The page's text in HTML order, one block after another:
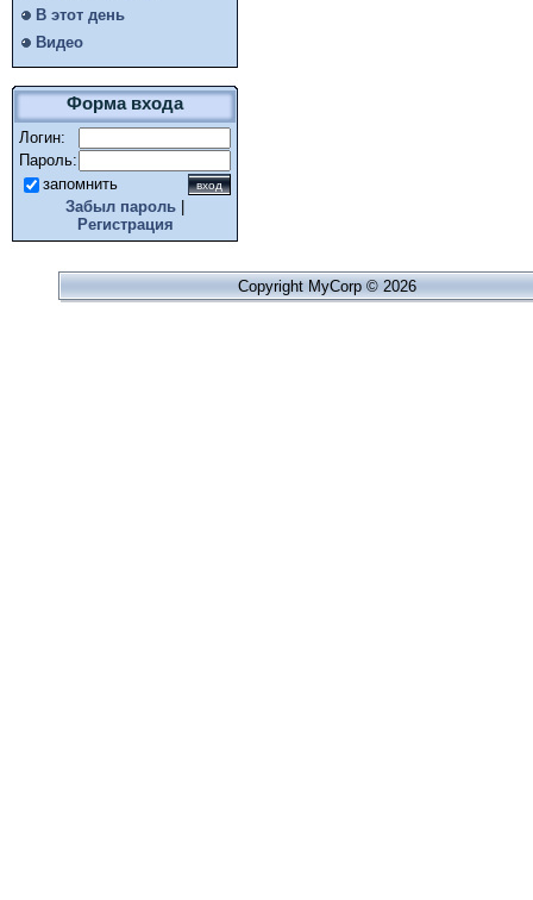
В этот день
Видео
Форма входа
Логин:
Пароль:
запомнить
Забыл пароль
Регистрация
Copyright MyCorp © 2026